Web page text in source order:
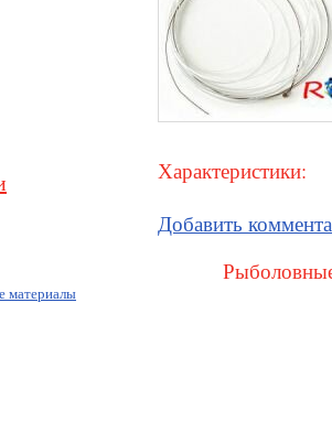
материалы
Характеристики:
Добавить